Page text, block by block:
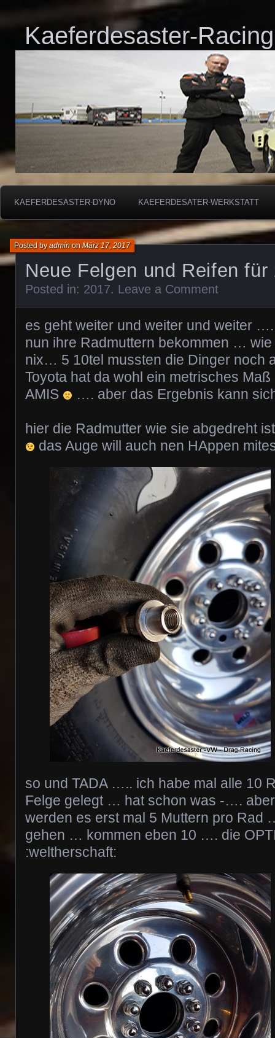
Kaeferdesaster-Racing
KAEFERDESASTER-DYNO KAEFERDESATER-WERKSTATT
Neue Felgen und Reifen für
Posted byadminonMärz 17, 2017
Posted in: 2017. Leave a Comment
es geht weiter und weiter und weiter
nun ihre Radmuttern bekommen …
nix… 5 10tel mussten die Dinger noch
Toyota hat da wohl ein metrisches
AMIS
…. aber das Ergebnis kann
hier die Radmutter wie sie abgedreht
das Auge will auch nen HAppen
so und TADA ….. ich habe mal alle 10
Felge gelegt … hat schon was -….
werden es erst mal 5 Muttern pro Rad
gehen … kommen eben 10 …. die
:weltherschaft: